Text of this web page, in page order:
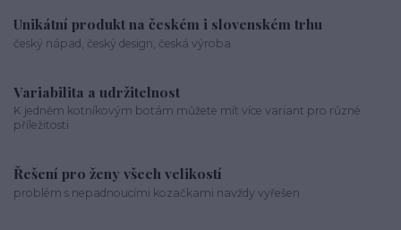
Unikátní produkt na českém i slovenském trhu
český nápad, český design, česká výroba
Variabilita a udržitelnost
K jedněm kotníkovým botám můžete mít více variant pro různé
příležitosti
Řešení pro ženy všech velikostí
problém s nepadnoucími kozačkami navždy vyřešen